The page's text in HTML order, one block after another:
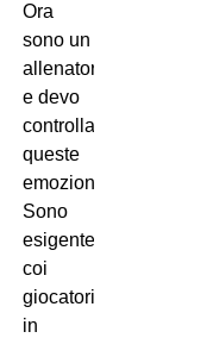
Ora
sono un
allenatore
e devo
controllare
queste
emozioni.
Sono
esigente
coi
giocatori
in